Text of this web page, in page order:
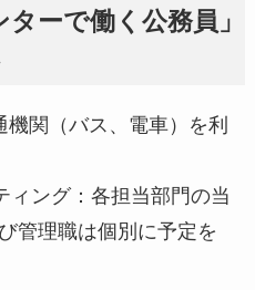
ターで働く公務員」
関（バス、電車）を利
ィング：各担当部門の当
管理職は個別に予定を